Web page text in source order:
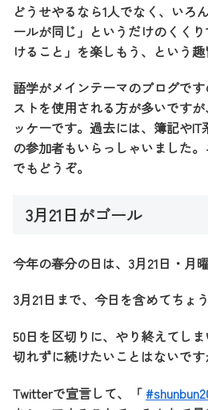
どうせやるなら1人でなく、いろ
ールが同じ」というだけのくく
けること」を楽しもう、という趣
語学がメインテーマのブログで
ストを使用される方が多いです
ッケーです。過去には、簿記や
の参加者もいらっしゃいました
でもどうぞ。
3月21日がゴール
今年の春分の日は、3月21日・月曜
3月21日まで、今日を含めてちょう
50日を区切りに、やり終えてし
切れずに続けたいことはないです
Twitterで宣言して、「